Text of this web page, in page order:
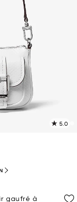
5.0
gaufré à